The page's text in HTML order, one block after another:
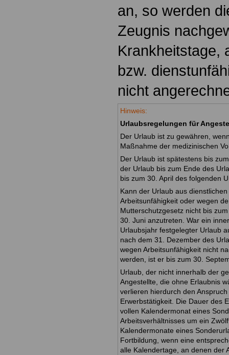
an, so werden
Zeugnis
Krankheitstage,
bzw.
nicht
Hinweis:
Urlaubsregelungen für
Der Urlaub ist zu gewähren,
Maßnahme der medizinischen
Der Urlaub ist spätestens bis
der Urlaub bis zum Ende des
bis zum 30. April des folgenden
Kann der Urlaub aus
Arbeitsunfähigkeit oder wegen
Mutterschutzgesetz nicht bis
30. Juni anzutreten. War ein
Urlaubsjahr festgelegter Urlaub
nach dem 31. Dezember des
wegen Arbeitsunfähigkeit nicht
werden, ist er bis zum 30.
Urlaub, der nicht innerhalb der
Angestellte, die ohne Erlaubnis
verlieren hierdurch den
Erwerbstätigkeit. Die Dauer des
vollen Kalendermonat eines
Arbeitsverhältnisses um ein
Kalendermonate eines
Fortbildung, wenn eine
alle Kalendertage, an denen der